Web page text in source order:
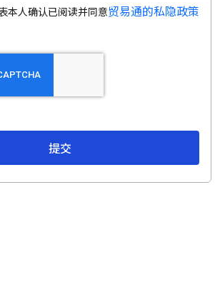
本人确认已阅读并同意贸易通的私隐政策
提交